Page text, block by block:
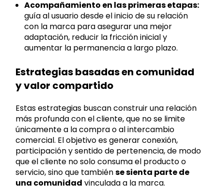
Acompañamiento en las primeras etapas:
guía al usuario desde el inicio de su relación
con la marca para asegurar una mejor
adaptación, reducir la fricción inicial y
aumentar la permanencia a largo plazo.
Estrategias basadas en comunidad
y valor compartido
Estas estrategias buscan construir una relación
más profunda con el cliente, que no se limite
únicamente a la compra o al intercambio
comercial. El objetivo es generar conexión,
participación y sentido de pertenencia, de modo
que el cliente no solo consuma el producto o
servicio, sino que tambiénse sienta parte de
una comunidad vinculada a la marca.